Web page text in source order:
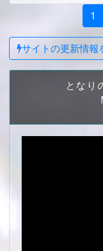
1
サイトの更新情報
となり